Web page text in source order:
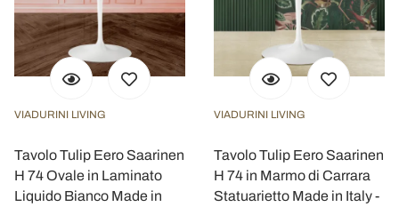
VIADURINI LIVING
Tavolo Tulip Eero Saarinen
H 74 Ovale in Laminato
Liquido Bianco Made in
VIADURINI LIVING
Tavolo Tulip Eero Saarinen
H 74 in Marmo di Carrara
Statuarietto Made in Italy -